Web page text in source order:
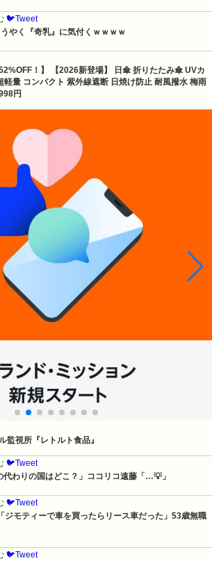
🐦Tweet
やく『奇乳』に気付くｗｗｗｗ
！】 【2026新登場】 日傘 折りたたみ傘 UVカ
軽量 コンパクト 紫外線遮断 日焼け防止 耐風撥水 梅雨
円
監視所『レトルト食品』
🐦Tweet
わりの国はどこ？」ココリコ遠藤「…💡」
🐦Tweet
ジモティーで車を買ったらリース車だった」53歳無職
🐦Tweet